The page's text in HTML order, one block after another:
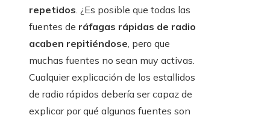
repetidos. ¿Es posible que todas las
fuentes de ráfagas rápidas de radio
acaben repitiéndose, pero que
muchas fuentes no sean muy activas.
Cualquier explicación de los estallidos
de radio rápidos debería ser capaz de
explicar por qué algunas fuentes son